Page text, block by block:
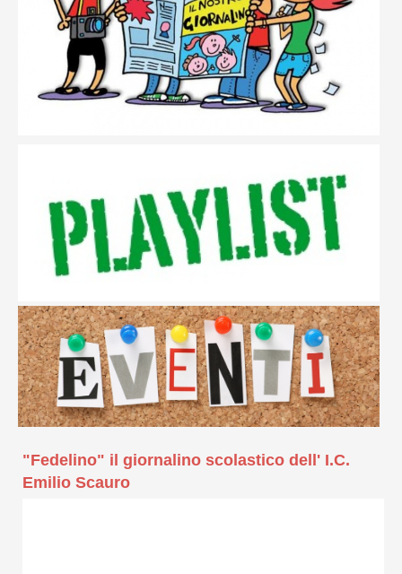
"Fedelino" il giornalino scolastico dell' I.C.
Emilio Scauro